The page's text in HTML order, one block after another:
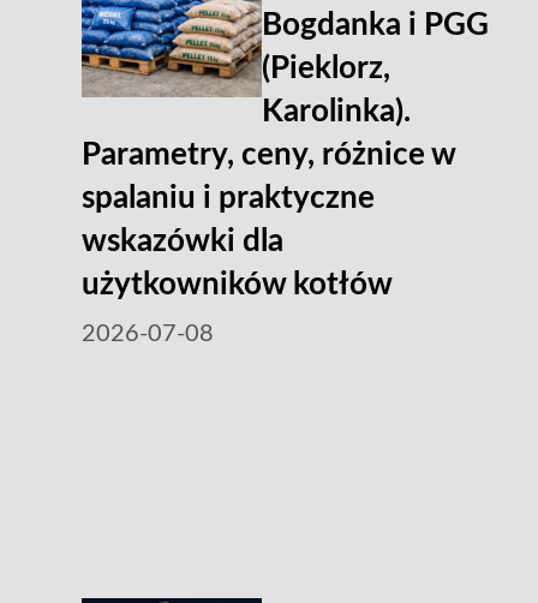
Bogdanka i PGG
(Pieklorz,
Karolinka).
Parametry, ceny, różnice w
spalaniu i praktyczne
wskazówki dla
użytkowników kotłów
2026-07-08